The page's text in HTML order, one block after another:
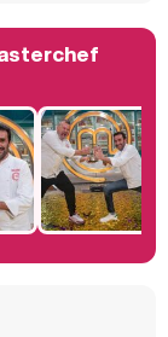
Manu Baqueiro: "Tuve como referente a Bruce Willis en 'Luz de Luna' para mi trabajo en la serie 'Perdiendo el juicio'"